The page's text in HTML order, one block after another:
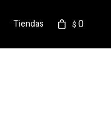
$ 0
Tiendas